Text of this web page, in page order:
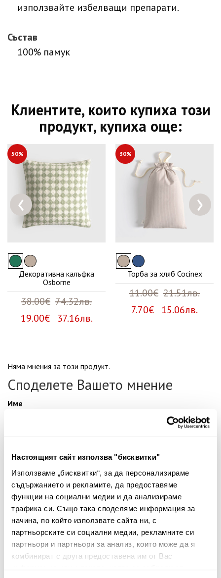
Настоящият сайт използва "бисквитки"
Използваме „бисквитки“, за да персонализираме
съдържанието и рекламите, да предоставяме
функции на социални медии и да анализираме
трафика си. Също така споделяме информация за
начина, по който използвате сайта ни, с
партньорските си социални медии, рекламните си
партньори и партньори за анализ, които може да я
комбинират с друга предоставена им от Вас
използвайте избелващи препарати.
Състав
100% памук
Клиентите, които купиха този
продукт, купиха още:
50%
Декоративна калъфка
Osborne
38.00€ 74.32лв.
19.00€ 37.16лв.
30%
Торба за хляб Cocinex
11.00€ 21.51лв.
7.70€ 15.06лв.
‹ ›
Няма мнения за този продукт.
Споделете Вашето мнение
Име
Вашият коментар:
Забележка: HTML не се поддържа!